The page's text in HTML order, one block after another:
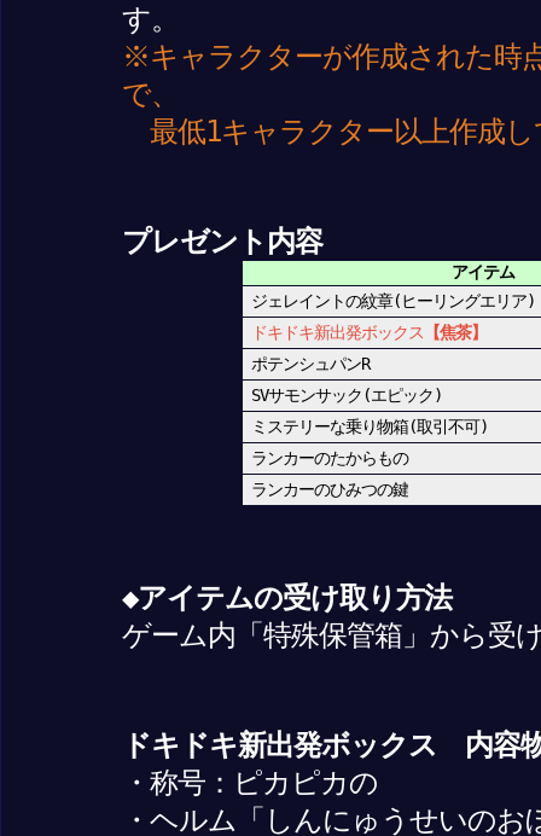
す。
※キャラクターが作成された時
で、
最低1キャラクター以上作成
プレゼント内容
アイテム
ジェレイントの紋章(ヒーリングエリア)
ドキドキ新出発ボックス 【焦茶】
ポテンシュパンR
SVサモンサック(エピック)
ミステリーな乗り物箱(取引不可)
ランカーのたからもの
ランカーのひみつの鍵
◆アイテムの受け取り方法
ゲーム内「特殊保管箱」から受
ドキドキ新出発ボックス 内容
・称号：ピカピカの
・ヘルム「しんにゅうせいのお